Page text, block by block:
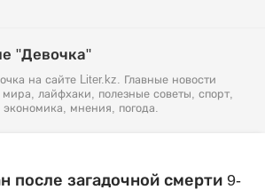
"Девочка"
на сайте Liter.kz. Главные новости
мира, лайфхаки, полезные советы, спорт,
мнения, погода.
после загадочной смерти 9-